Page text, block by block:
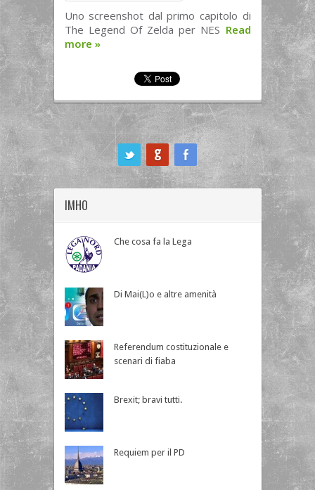
Uno screenshot dal primo capitolo di
The Legend Of Zelda per NES Read
more »
IMHO
Che cosa fa la Lega
Di Mai(L)o e altre amenità
Referendum costituzionale e
scenari di fiaba
Brexit; bravi tutti.
Requiem per il PD